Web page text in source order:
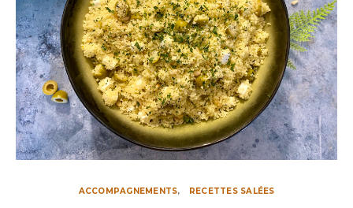
ACCOMPAGNEMENTS RECETTES SALÉES